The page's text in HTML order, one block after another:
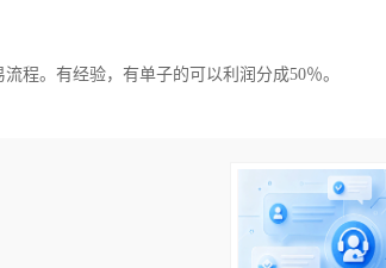
程。有经验，有单子的可以利润分成50％。